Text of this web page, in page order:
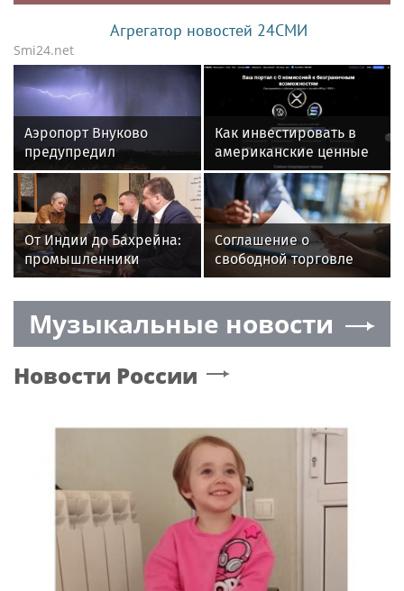
Агрегатор новостей 24СМИ
Smi24.net
Аэропорт Внуково
предупредил
пассажиров
о возможных
задержках из-за
непогоды
Как инвестировать в
американские ценные
бумаги из Минска
От Индии до Бахрейна:
промышленники
Москвы примут участие
мероприятиях
Соглашение о
свободной торговле
между ЕАЭС и ОАЭ
Музыкальные новости
Новости России